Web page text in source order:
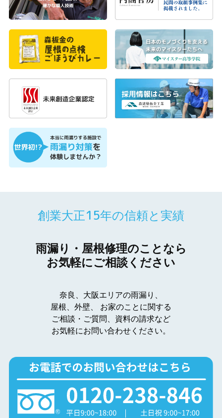
創業大正15年の信頼と実績
雨漏り・屋根修理のことなら
お気軽にご相談ください
奈良、大阪エリアの雨漏り、
屋根、外壁、
お家のことに関する
ご相談・ご質問、資料の請求など
お気軽にお問い合わせください。